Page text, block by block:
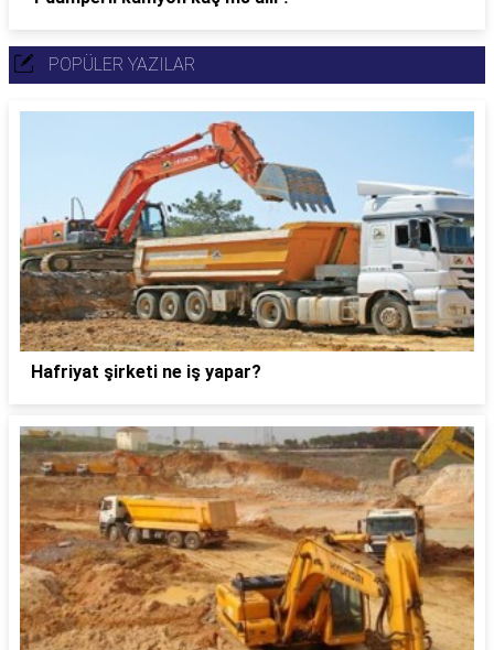
POPÜLER YAZILAR
Hafriyat şirketi ne iş yapar?